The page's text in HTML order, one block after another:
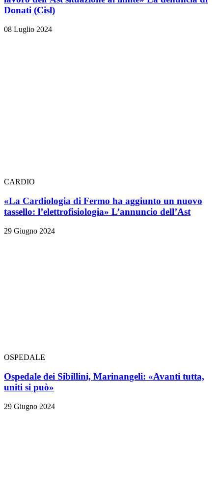
Donati (Cisl)
08 Luglio 2024
CARDIO
«La Cardiologia di Fermo ha aggiunto un nuovo
tassello: l’elettrofisiologia» L’annuncio dell’Ast
29 Giugno 2024
OSPEDALE
Ospedale dei Sibillini, Marinangeli: «Avanti tutta,
uniti si può»
29 Giugno 2024